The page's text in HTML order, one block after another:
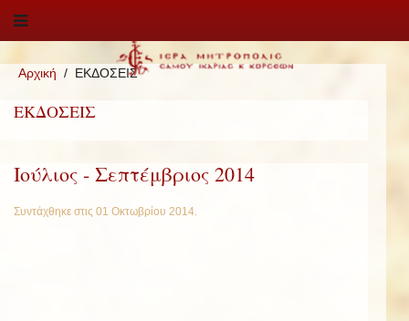
Αρχική ΕΚΔΟΣΕΙΣ
ΕΚΔΟΣΕΙΣ
Ιούλιος - Σεπτέμβριος 2014
Συντάχθηκε στις 01 Οκτωβρίου 2014.